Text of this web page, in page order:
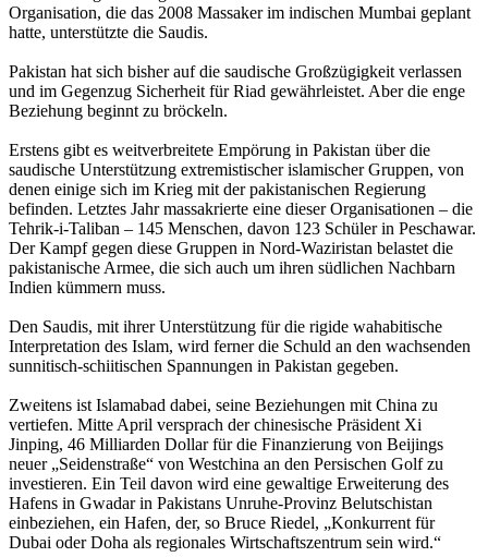
Organisation, die das 2008 Massaker im indischen Mumbai geplant
hatte, unterstützte die Saudis.
Pakistan hat sich bisher auf die saudische Großzügigkeit verlassen
und im Gegenzug Sicherheit für Riad gewährleistet. Aber die enge
Beziehung beginnt zu bröckeln.
Erstens gibt es weitverbreitete Empörung in Pakistan über die
saudische Unterstützung extremistischer islamischer Gruppen, von
denen einige sich im Krieg mit der pakistanischen Regierung
befinden. Letztes Jahr massakrierte eine dieser Organisationen – die
Tehrik-i-Taliban – 145 Menschen, davon 123 Schüler in Peschawar.
Der Kampf gegen diese Gruppen in Nord-Waziristan belastet die
pakistanische Armee, die sich auch um ihren südlichen Nachbarn
Indien kümmern muss.
Den Saudis, mit ihrer Unterstützung für die rigide wahabitische
Interpretation des Islam, wird ferner die Schuld an den wachsenden
sunnitisch-schiitischen Spannungen in Pakistan gegeben.
Zweitens ist Islamabad dabei, seine Beziehungen mit China zu
vertiefen. Mitte April versprach der chinesische Präsident Xi
Jinping, 46 Milliarden Dollar für die Finanzierung von Beijings
neuer „Seidenstraße“ von Westchina an den Persischen Golf zu
investieren. Ein Teil davon wird eine gewaltige Erweiterung des
Hafens in Gwadar in Pakistans Unruhe-Provinz Belutschistan
einbeziehen, ein Hafen, der, so Bruce Riedel, „Konkurrent für
Dubai oder Doha als regionales Wirtschaftszentrum sein wird.“